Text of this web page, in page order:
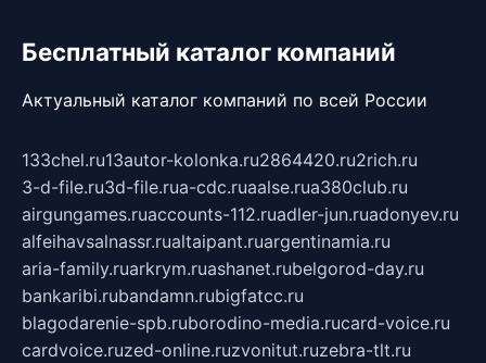
Бесплатный каталог компаний
Актуальный каталог компаний по всей России
133chel.ru13autor-kolonka.ru2864420.ru2rich.ru
3-d-file.ru3d-file.rua-cdc.ruaalse.rua380club.ru
airgungames.ruaccounts-112.ruadler-jun.ruadonyev.ru
alfeihavsalnassr.rualtaipant.ruargentinamia.ru
aria-family.ruarkrym.ruashanet.rubelgorod-day.ru
bankaribi.rubandamn.rubigfatcc.ru
blagodarenie-spb.ruborodino-media.rucard-voice.ru
cardvoice.ruzed-online.ruzvonitut.ruzebra-tlt.ru